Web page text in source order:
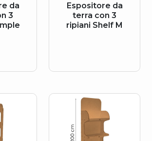
da
3
Espositore da
terra con 3
ripiani Shelf M